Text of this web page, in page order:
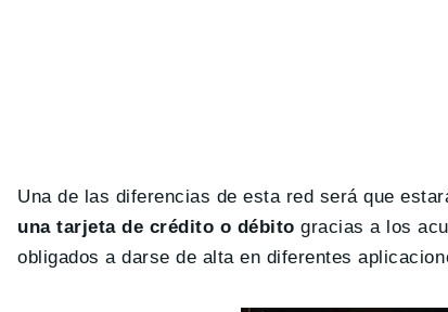
Una de las diferencias de esta red será que
una tarjeta de crédito o débito gracias a los
obligados a darse de alta en diferentes